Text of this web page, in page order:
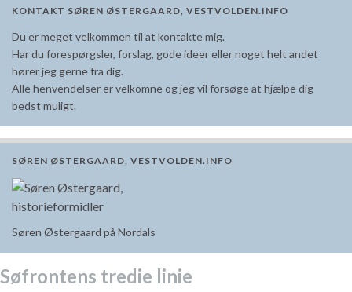
KONTAKT SØREN ØSTERGAARD, VESTVOLDEN.INFO
Du er meget velkommen til at kontakte mig.
Har du forespørgsler, forslag, gode ideer eller noget helt andet
hører jeg gerne fra dig.
Alle henvendelser er velkomne og jeg vil forsøge at hjælpe dig
bedst muligt.
SØREN ØSTERGAARD, VESTVOLDEN.INFO
Søren Østergaard på Nordals
Søfrontens tredie linie